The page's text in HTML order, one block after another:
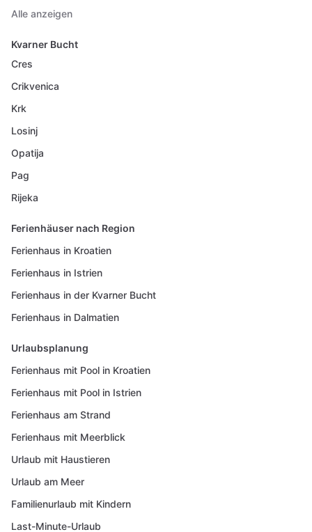
Alle anzeigen
Kvarner Bucht
Cres
Crikvenica
Krk
Losinj
Opatija
Pag
Rijeka
Ferienhäuser nach Region
Ferienhaus in Kroatien
Ferienhaus in Istrien
Ferienhaus in der Kvarner Bucht
Ferienhaus in Dalmatien
Urlaubsplanung
Ferienhaus mit Pool in Kroatien
Ferienhaus mit Pool in Istrien
Ferienhaus am Strand
Ferienhaus mit Meerblick
Urlaub mit Haustieren
Urlaub am Meer
Familienurlaub mit Kindern
Last-Minute-Urlaub